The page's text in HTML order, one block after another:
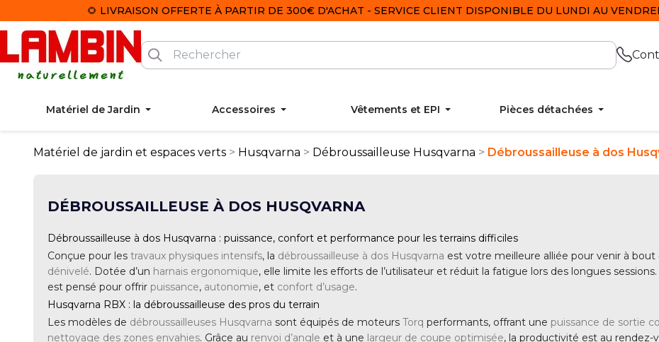
🌻 LIVRAISON OFFERTE À PARTIR DE 300€ D'ACHAT - SERVICE CLIENT DISPONIBLE DU LUNDI AU
Matériel de Jardin Accessoires Vêtements et EPI Pièces détachées
Matériel de jardin et espaces verts Husqvarna Débroussailleuse Husqvarna Débroussailleuse à dos
DÉBROUSSAILLEUSE À DOS HUSQVARNA
Débroussailleuse à dos Husqvarna : puissance, confort et performance pour les terrains difficiles
Conçue pour les travaux physiques intensifs, la débroussailleuse à dos Husqvarna est votre meilleure alliée pour venir à bout
dénivelé. Dotée d’un harnais ergonomique, elle limite les efforts de l’utilisateur et réduit la fatigue lors des longues sessions.
est pensé pour offrir puissance, autonomie, et confort d’usage.
Husqvarna RBX : la débroussailleuse des pros du terrain
Les modèles de débroussailleuses Husqvarna sont équipés de moteurs Torq performants, offrant une puissance de sortie
nettoyage des zones envahies. Grâce au renvoi d’angle et à une largeur de coupe optimisée, la productivité est au rendez-